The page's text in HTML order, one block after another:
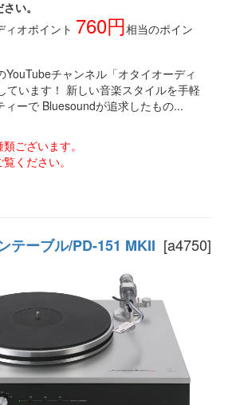
い。
ィオポイント 760円相当のポイン
YouTubeチャンネル「オタイオーディ
ています！ 新しい音楽スタイルを手軽
ィーで Bluesoundが追求したもの...
ございます。
ください。
テーブル/PD-151 MKII [a4750]